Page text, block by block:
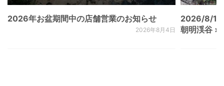
2026年お盆期間中の店舗営業のお知らせ
2026年8月4日
2026/8/
朝明渓谷 ×